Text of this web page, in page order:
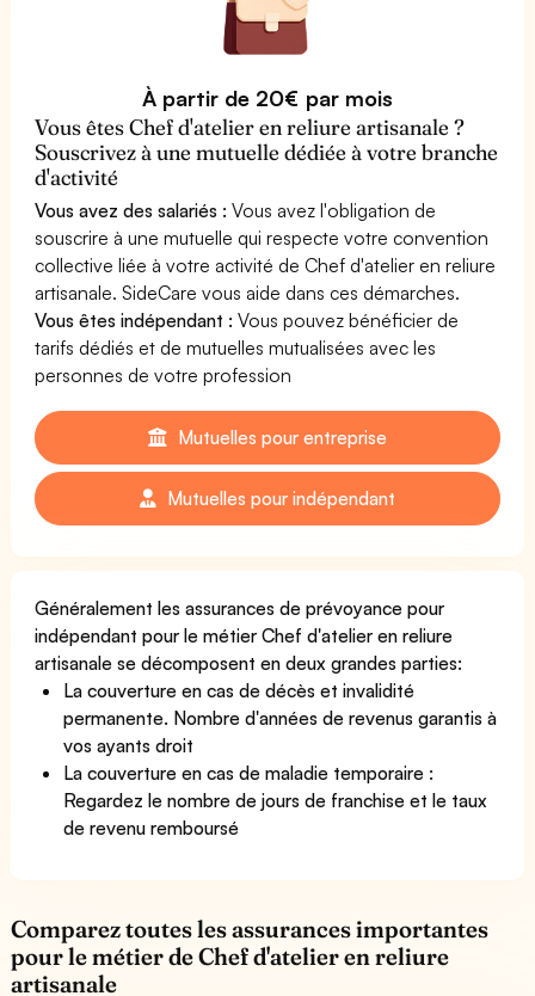
À partir de 20€ par mois
Vous êtes Chef d'atelier en reliure artisanale ?
Souscrivez à une mutuelle dédiée à votre branche
d'activité
Vous avez des salariés : Vous avez l'obligation de
souscrire à une mutuelle qui respecte votre convention
collective liée à votre activité de Chef d'atelier en reliure
artisanale. SideCare vous aide dans ces démarches.
Vous êtes indépendant : Vous pouvez bénéficier de
tarifs dédiés et de mutuelles mutualisées avec les
personnes de votre profession
Mutuelles pour entreprise
Mutuelles pour indépendant
Généralement les assurances de prévoyance pour
indépendant pour le métier Chef d'atelier en reliure
artisanale se décomposent en deux grandes parties:
La couverture en cas de décès et invalidité
permanente. Nombre d'années de revenus garantis à
vos ayants droit
La couverture en cas de maladie temporaire :
Regardez le nombre de jours de franchise et le taux
de revenu remboursé
Comparez toutes les assurances importantes
pour le métier de Chef d'atelier en reliure
artisanale